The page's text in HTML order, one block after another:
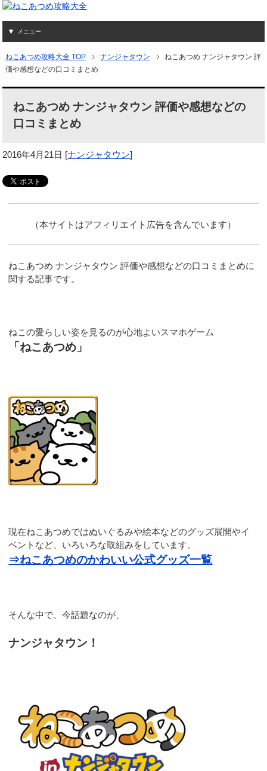
メニュー
ねこあつめ攻略大全 TOP ナンジャタウン
ねこあつめ ナンジャタウン 評
価や感想などの口コミまとめ
ねこあつめ ナンジャタウン 評価や感想などの
口コミまとめ
2016年4月21日 [ナンジャタウン]
（本サイトはアフィリエイト広告を含んでいます）
ねこあつめ ナンジャタウン 評価や感想などの口コミまとめに
関する記事です。
ねこの愛らしい姿を見るのが心地よいスマホゲーム
「ねこあつめ」
現在ねこあつめではぬいぐるみや絵本などのグッズ展開やイ
ベントなど、いろいろな取組みをしています。
⇒ねこあつめのかわいい公式グッズ一覧
そんな中で、今話題なのが、
ナンジャタウン！